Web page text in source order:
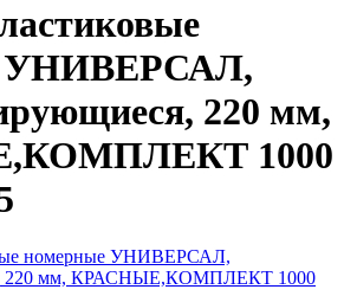
УНИВЕРСАЛ,
220 мм,
1000